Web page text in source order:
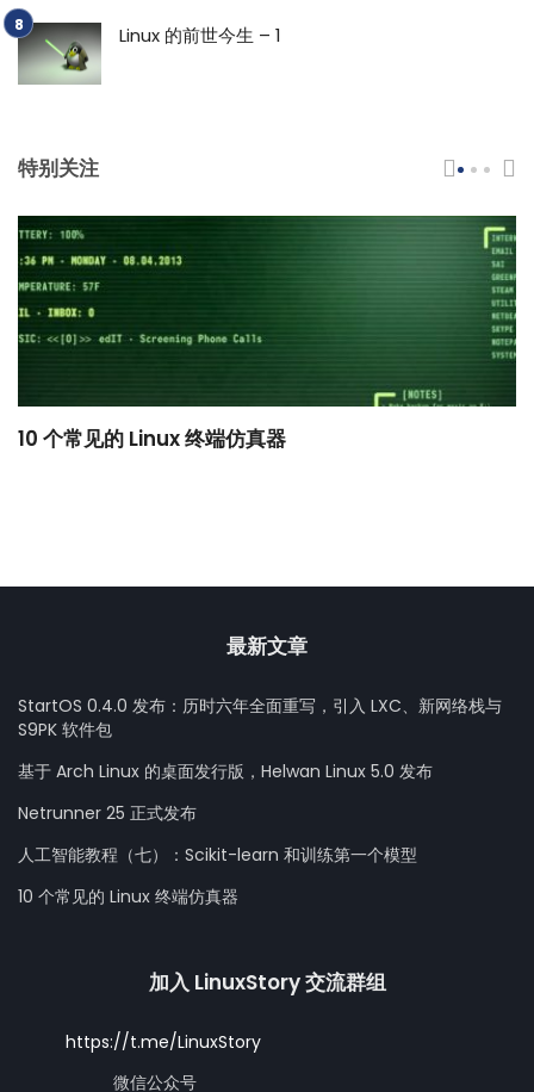
Linux 的前世今生 – 1
特别关注
10 个常见的 Linux 终端仿真器
最新文章
StartOS 0.4.0 发布：历时六年全面重写，引入 LXC、新网络栈与
S9PK 软件包
基于 Arch Linux 的桌面发行版，Helwan Linux 5.0 发布
Netrunner 25 正式发布
人工智能教程（七）：Scikit-learn 和训练第一个模型
10 个常见的 Linux 终端仿真器
加入 LinuxStory 交流群组
https://t.me/LinuxStory
微信公众号